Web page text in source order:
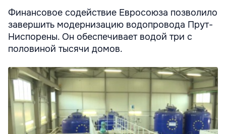
Финансовое содействие Евросоюза позволило
завершить модернизацию водопровода Прут-
Ниспорены. Он обеспечивает водой три с
половиной тысячи домов.